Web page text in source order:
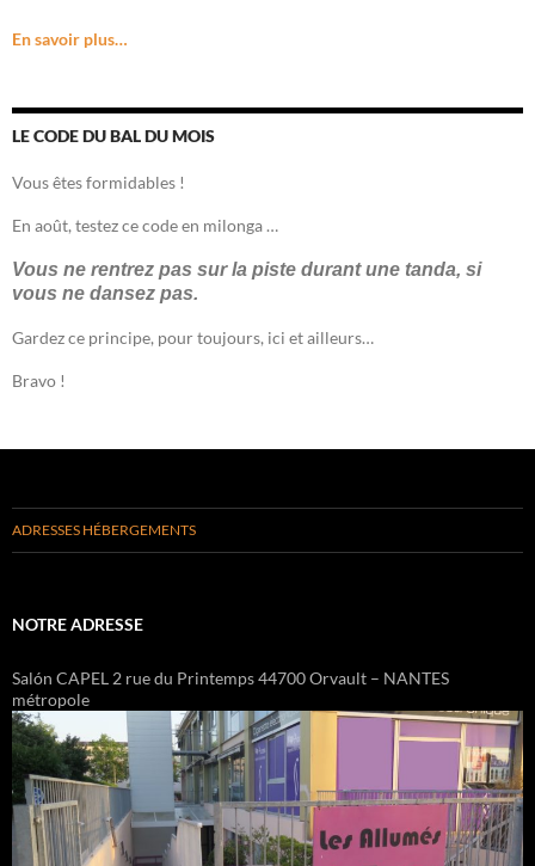
En savoir plus…
LE CODE DU BAL DU MOIS
Vous êtes formidables !
En août, testez ce code en milonga …
Vous ne rentrez pas sur la piste durant une tanda, si
vous ne dansez pas.
Gardez ce principe, pour toujours, ici et ailleurs…
Bravo !
ADRESSES HÉBERGEMENTS
NOTRE ADRESSE
Salón CAPEL 2 rue du Printemps 44700 Orvault – NANTES
métropole